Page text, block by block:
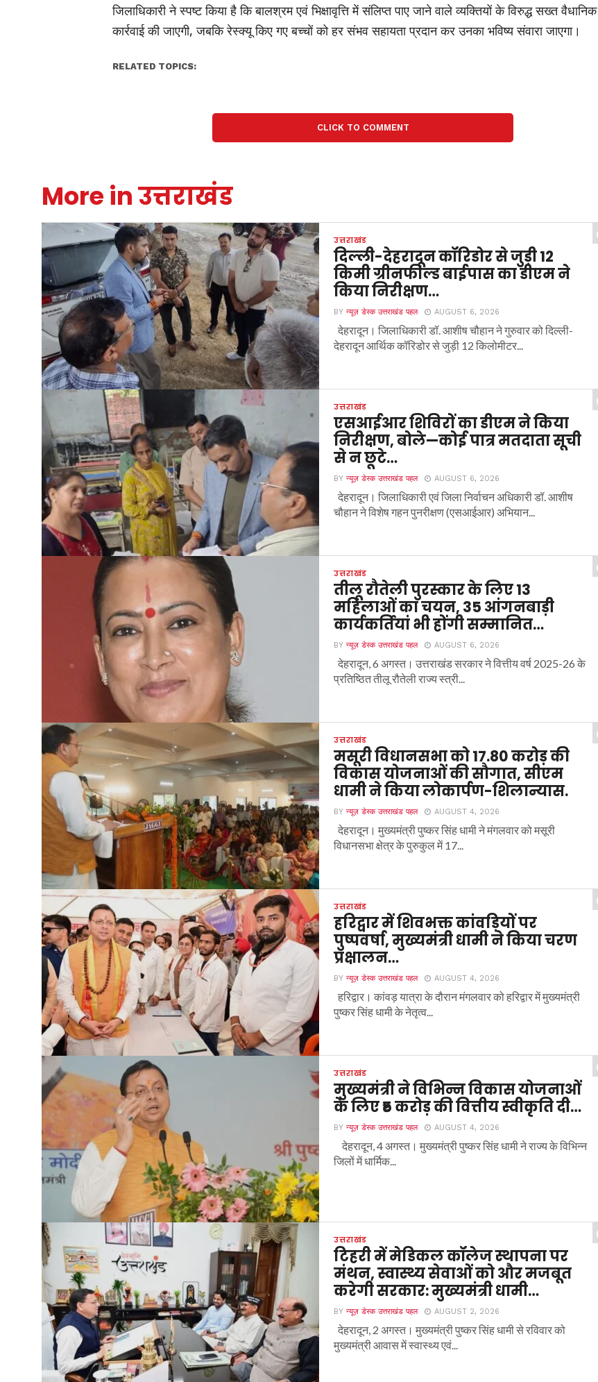
जिलाधिकारी ने स्पष्ट किया है कि बालश्रम एवं भिक्षावृत्ति में संलिप्त पाए जाने वाले व्यक्तियों के विरुद्ध सख्त वैधानिक
कार्रवाई की जाएगी, जबकि रेस्क्यू किए गए बच्चों को हर संभव सहायता प्रदान कर उनका भविष्य संवारा जाएगा।
RELATED TOPICS:
CLICK TO COMMENT
More in उत्तराखंड
उत्तराखंड
दिल्ली-देहरादून कॉरिडोर से जुड़ी 12
किमी ग्रीनफील्ड बाईपास का डीएम ने
किया निरीक्षण…
BYन्यूज़ डेस्क उत्तराखंड पहल AUGUST 6, 2026
देहरादून। जिलाधिकारी डॉ. आशीष चौहान ने गुरुवार को दिल्ली-
देहरादून आर्थिक कॉरिडोर से जुड़ी 12 किलोमीटर...
उत्तराखंड
एसआईआर शिविरों का डीएम ने किया
निरीक्षण, बोले—कोई पात्र मतदाता सूची
से न छूटे…
BYन्यूज़ डेस्क उत्तराखंड पहल AUGUST 6, 2026
देहरादून। जिलाधिकारी एवं जिला निर्वाचन अधिकारी डॉ. आशीष
चौहान ने विशेष गहन पुनरीक्षण (एसआईआर) अभियान...
उत्तराखंड
तीलू रौतेली पुरस्कार के लिए 13
महिलाओं का चयन, 35 आंगनबाड़ी
कार्यकर्तियां भी होंगी सम्मानित…
BYन्यूज़ डेस्क उत्तराखंड पहल AUGUST 6, 2026
देहरादून, 6 अगस्त। उत्तराखंड सरकार ने वित्तीय वर्ष 2025-26 के
प्रतिष्ठित तीलू रौतेली राज्य स्त्री...
उत्तराखंड
मसूरी विधानसभा को 17.80 करोड़ की
विकास योजनाओं की सौगात, सीएम
धामी ने किया लोकार्पण-शिलान्यास.
BYन्यूज़ डेस्क उत्तराखंड पहल AUGUST 4, 2026
देहरादून। मुख्यमंत्री पुष्कर सिंह धामी ने मंगलवार को मसूरी
विधानसभा क्षेत्र के पुरुकुल में 17...
उत्तराखंड
हरिद्वार में शिवभक्त कांवड़ियों पर
पुष्पवर्षा, मुख्यमंत्री धामी ने किया चरण
प्रक्षालन…
BYन्यूज़ डेस्क उत्तराखंड पहल AUGUST 4, 2026
हरिद्वार। कांवड़ यात्रा के दौरान मंगलवार को हरिद्वार में मुख्यमंत्री
पुष्कर सिंह धामी के नेतृत्व...
उत्तराखंड
मुख्यमंत्री ने विभिन्न विकास योजनाओं
के लिए ₹5 करोड़ की वित्तीय स्वीकृति दी…
BYन्यूज़ डेस्क उत्तराखंड पहल AUGUST 4, 2026
देहरादून, 4 अगस्त। मुख्यमंत्री पुष्कर सिंह धामी ने राज्य के विभिन्न
जिलों में धार्मिक...
उत्तराखंड
टिहरी में मेडिकल कॉलेज स्थापना पर
मंथन, स्वास्थ्य सेवाओं को और मजबूत
करेगी सरकार: मुख्यमंत्री धामी…
BYन्यूज़ डेस्क उत्तराखंड पहल AUGUST 2, 2026
देहरादून, 2 अगस्त। मुख्यमंत्री पुष्कर सिंह धामी से रविवार को
मुख्यमंत्री आवास में स्वास्थ्य एवं...